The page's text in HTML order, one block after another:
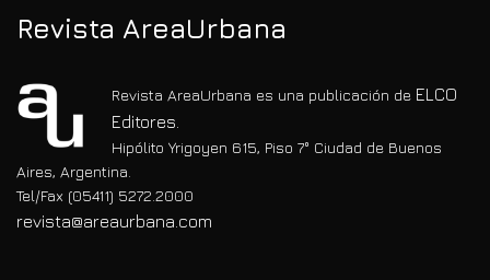
Revista AreaUrbana
Revista AreaUrbana es una publicación de ELCO
Editores.
Hipólito Yrigoyen 615, Piso 7° Ciudad de Buenos
Aires, Argentina.
Tel/Fax (05411) 5272.2000
revista@areaurbana.com